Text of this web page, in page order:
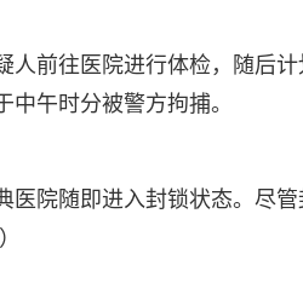
人前往医院进行体检，随后
午时分被警方拘捕。
医院随即进入封锁状态。尽